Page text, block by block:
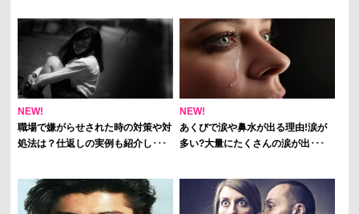
NEW!
職場で嫌がらせされた時の対策や対
処法は？仕返しの実例も紹介し･･･
NEW!
あくびで涙や鼻水が出る理由!涙が
多い?大量にたくさんの涙が出･･･